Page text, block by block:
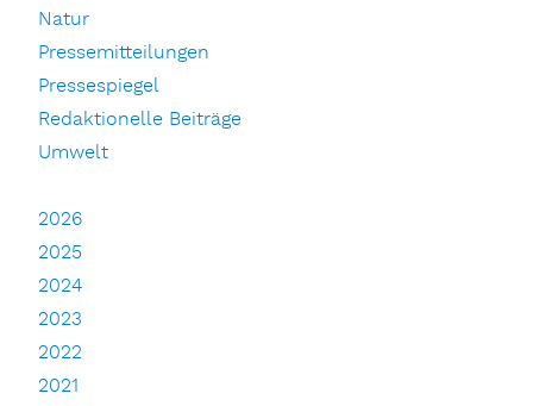
Natur
Pressemitteilungen
Pressespiegel
Redaktionelle Beiträge
Umwelt
2026
2025
2024
2023
2022
2021